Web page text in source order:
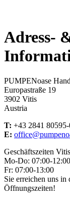
Adress-
PUMPENoase
Europastraße 19
3902 Vitis
Austria
T: +43 2841
E:
Geschäftszeiten
Mo-Do: 07:00-
Fr: 07:00-13:00
Sie erreichen uns in
Öffnungszeiten!